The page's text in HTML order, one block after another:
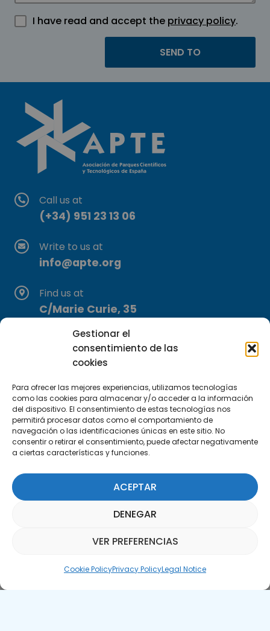
Gestionar el
consentimiento de las
cookies
Para ofrecer las mejores experiencias, utilizamos tecnologías
como las cookies para almacenar y/o acceder a la información
del dispositivo. El consentimiento de estas tecnologías nos
permitirá procesar datos como el comportamiento de
navegación o las identificaciones únicas en este sitio. No
consentir o retirar el consentimiento, puede afectar negativamente
a ciertas características y funciones.
ACEPTAR
DENEGAR
VER PREFERENCIAS
Cookie PolicyPrivacy PolicyLegal Notice
I have read and accept the privacy policy.
Call us at
(+34) 951 23 13 06
Write to us at
info@apte.org
Find us at
C/Marie Curie, 35
Subscribe to our Newsletter
SUBSCRIBE HERE